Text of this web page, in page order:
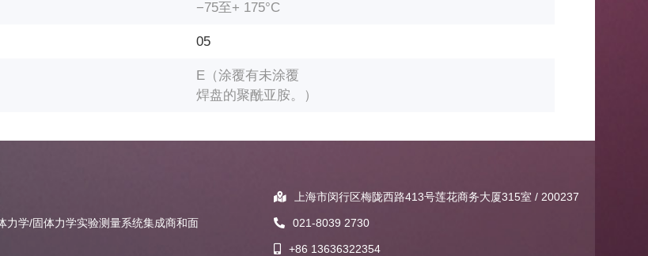
−75至+ 175°C
05
E（涂覆有未涂覆
焊盘的聚酰亚胺。）
力学/固体力学实验测量系统集成商和面
上海市闵行区梅陇西路413号莲花商务大厦315室 / 200237
021-8039 2730
+86 13636322354